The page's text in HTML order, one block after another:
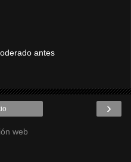
antes
›
web